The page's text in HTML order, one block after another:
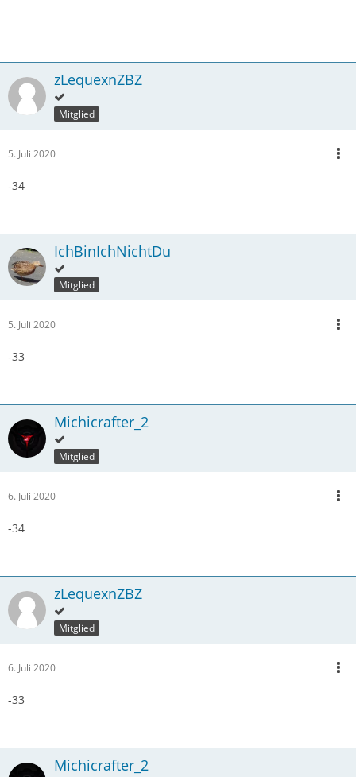
zLequexnZBZ
Mitglied
5. Juli 2020
-34
IchBinIchNichtDu
Mitglied
5. Juli 2020
-33
Michicrafter_2
Mitglied
6. Juli 2020
-34
zLequexnZBZ
Mitglied
6. Juli 2020
-33
Michicrafter_2